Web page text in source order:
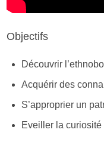
Objectifs
Découvrir
Acquérir des
S’approprier un
Eveiller la